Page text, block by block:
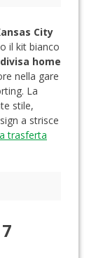
City
il kit bianco
divisa home
nella gare
La
stile,
a strisce
trasferta